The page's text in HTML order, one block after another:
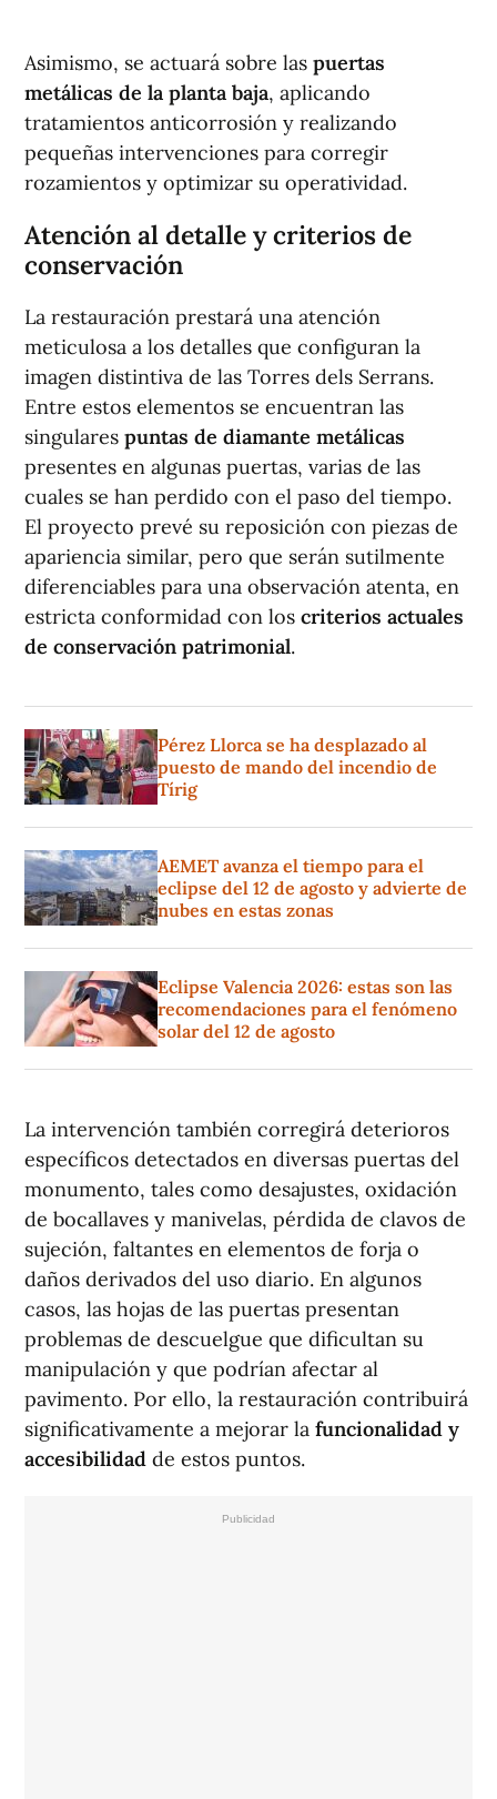
Asimismo, se actuará sobre las puertas
metálicas de la planta baja, aplicando
tratamientos anticorrosión y realizando
pequeñas intervenciones para corregir
rozamientos y optimizar su operatividad.
Atención al detalle y criterios de
conservación
La restauración prestará una atención
meticulosa a los detalles que configuran la
imagen distintiva de las Torres dels Serrans.
Entre estos elementos se encuentran las
singulares puntas de diamante metálicas
presentes en algunas puertas, varias de las
cuales se han perdido con el paso del tiempo.
El proyecto prevé su reposición con piezas de
apariencia similar, pero que serán sutilmente
diferenciables para una observación atenta, en
estricta conformidad con los criterios actuales
de conservación patrimonial.
Pérez Llorca se ha desplazado al
puesto de mando del incendio de
Tírig
AEMET avanza el tiempo para el
eclipse del 12 de agosto y advierte de
nubes en estas zonas
Eclipse Valencia 2026: estas son las
recomendaciones para el fenómeno
solar del 12 de agosto
La intervención también corregirá deterioros
específicos detectados en diversas puertas del
monumento, tales como desajustes, oxidación
de bocallaves y manivelas, pérdida de clavos de
sujeción, faltantes en elementos de forja o
daños derivados del uso diario. En algunos
casos, las hojas de las puertas presentan
problemas de descuelgue que dificultan su
manipulación y que podrían afectar al
pavimento. Por ello, la restauración contribuirá
significativamente a mejorar la funcionalidad y
accesibilidad de estos puntos.